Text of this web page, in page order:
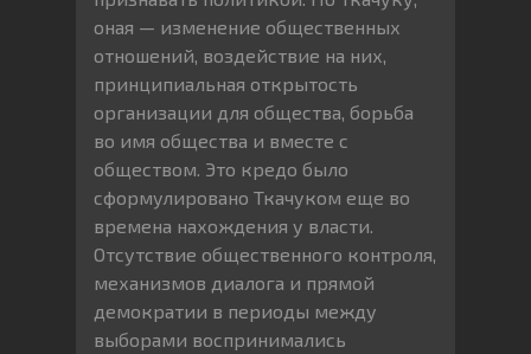
оная — изменение общественных
отношений, воздействие на них,
принципиальная открытость
организации для общества, борьба
во имя общества и вместе с
обществом. Это кредо было
сформулировано Ткачуком еще во
времена нахождения у власти.
Отсутствие общественного контроля,
механизмов диалога и прямой
демократии в периоды между
выборами воспринимались